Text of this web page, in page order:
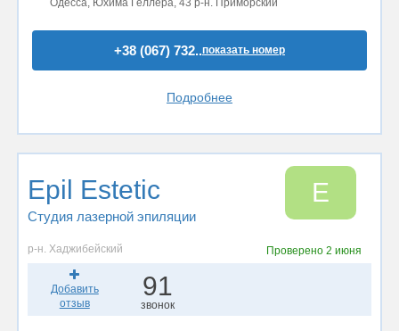
Одесса, Юхима Геллера, 43 р-н. Приморский
+38 (067) 732..показать номер
Подробнее
Epil Estetic
Студия лазерной эпиляции
E
р-н. Хаджибейский Проверено2 июня
Добавить
отзыв
91
звонок